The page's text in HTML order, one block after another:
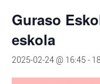
Guraso
eskola
2025-02-24 @ 16:45 -